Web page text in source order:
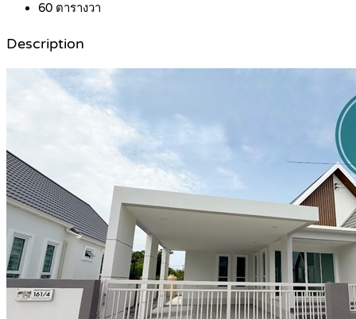
60 ตารางวา
Description